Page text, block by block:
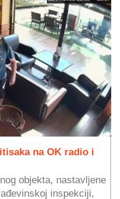
na OK radio i
objekta, nastavljene
inspekciji,